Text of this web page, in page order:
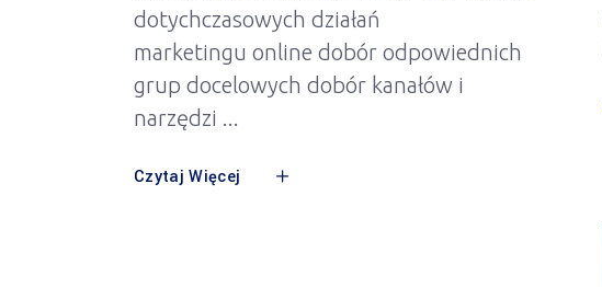
dotychczasowych działań
marketingu online dobór odpowiednich
grup docelowych dobór kanałów i
narzędzi
Czytaj Więcej